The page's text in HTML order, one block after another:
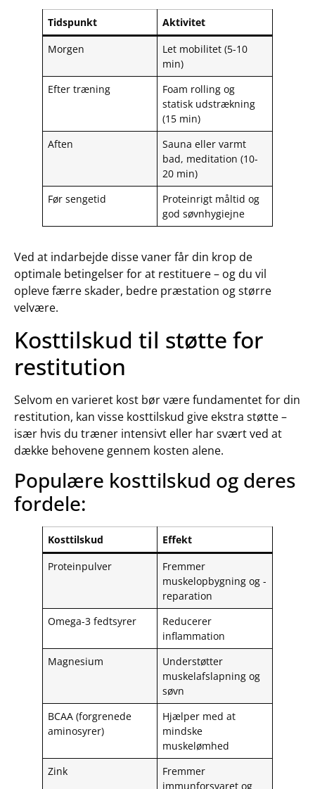
Tidspunkt
Aktivitet
Morgen
Let mobilitet (5-10
min)
Efter træning
Foam rolling og
statisk udstrækning
(15 min)
Aften
Sauna eller varmt
bad, meditation (10-
20 min)
Før sengetid
Proteinrigt måltid og
god søvnhygiejne
Ved at indarbejde disse vaner får din krop de
optimale betingelser for at restituere – og du vil
opleve færre skader, bedre præstation og større
velvære.
Kosttilskud til støtte for
restitution
Selvom en varieret kost bør være fundamentet for din
restitution, kan visse kosttilskud give ekstra støtte –
især hvis du træner intensivt eller har svært ved at
dække behovene gennem kosten alene.
Populære kosttilskud og deres
fordele:
Kosttilskud
Effekt
Proteinpulver
Fremmer
muskelopbygning og -
reparation
Omega-3 fedtsyrer
Reducerer
inflammation
Magnesium
Understøtter
muskelafslapning og
søvn
BCAA (forgrenede
aminosyrer)
Hjælper med at
mindske
muskelømhed
Zink
Fremmer
immunforsvaret og